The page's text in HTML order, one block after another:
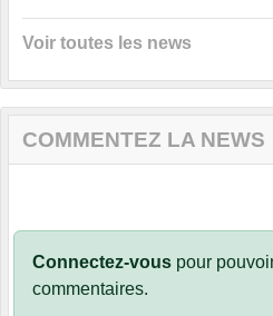
Voir toutes les news
COMMENTEZ LA NEWS
Connectez-vous pour
commentaires.